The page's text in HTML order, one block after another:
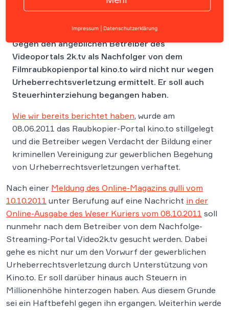
Gegen den angeblichen Betreiber des
Videoportals 2k.tv als Nachfolger von dem
Filmraubkopienportal kino.to wird nicht nur wegen
Urheberrechtsverletzung ermittelt. Er soll auch
Steuerhinterziehung begangen haben.
Wie wir bereits berichtet haben, wurde am
08.06.2011 das Raubkopier-Portal kino.to stillgelegt
und die Betreiber wegen Verdacht der Bildung einer
kriminellen Vereinigung zur gewerblichen Begehung
von Urheberrechtsverletzungen verhaftet.
Nach einer Meldung des Online-Magazins gulli vom
10.10.2011 unter Berufung auf eine Nachricht in der
Online-Ausgabe des Weser Kuriers vom 08.10.2011 soll
nunmehr nach dem Betreiber von dem Nachfolge-
Streaming-Portal Video2k.tv gesucht werden. Dabei
gehe es nicht nur um den Vorwurf der gewerblichen
Urheberrechtsverletzung durch Unterstützung von
Kino.to. Er soll darüber hinaus auch Steuern in
Millionenhöhe hinterzogen haben. Aus diesem Grunde
sei ein Haftbefehl gegen ihn ergangen. Weiterhin werde
Impressum Datenschutzerklärung